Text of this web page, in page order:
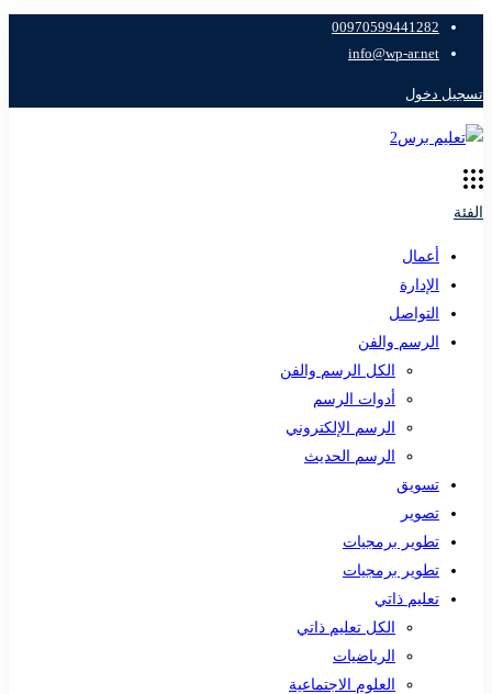
00970599441282
info@wp-ar.net
تسجيل دخول
الفئة
أعمال
الإدارة
التواصل
الرسم والفن
الكل الرسم والفن
أدوات الرسم
الرسم الإلكتروني
الرسم الحديث
تسويق
تصوير
تطوير برمجيات
تطوير برمجيات
تعليم ذاتي
الكل تعليم ذاتي
الرياضيات
العلوم الاجتماعية